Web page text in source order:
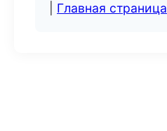
Главная страница